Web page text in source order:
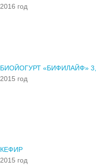
2016 год
БИОЙОГУРТ «БИФИЛАЙФ»
2015 год
КЕФИР
2015 год